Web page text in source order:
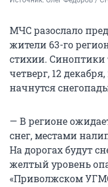
МЧС разослало
жители 63-го
стихии. Синоптики
четверг, 12
начнутся
— В регионе
снег, местами
На дорогах будут
желтый уровень
«Приволжском